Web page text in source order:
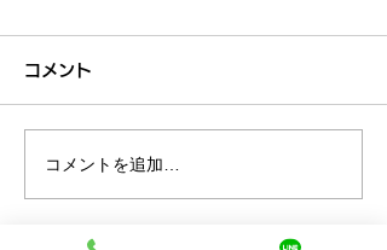
プラチナ買取なら神戸市
コメント
コメントを追加…